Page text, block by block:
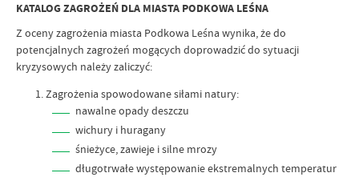
KATALOG ZAGROŻEŃ DLA MIASTA PODKOWA LEŚNA
Z oceny zagrożenia miasta Podkowa Leśna wynika, że do
potencjalnych zagrożeń mogących doprowadzić do sytuacji
kryzysowych należy zaliczyć:
Zagrożenia spowodowane siłami natury:
nawalne opady deszczu
wichury i huragany
śnieżyce, zawieje i silne mrozy
długotrwałe występowanie ekstremalnych temperatur